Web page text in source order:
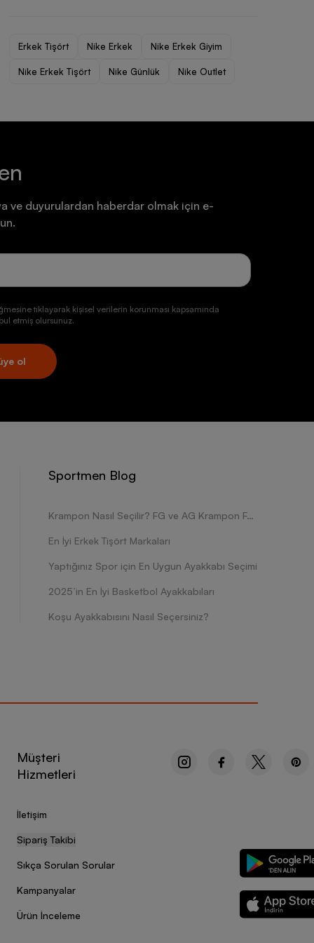
Erkek Tişört Nike Erkek Nike Erkek Giyim
Nike Erkek Tişört Nike Günlük Nike Outlet
ve duyurulardan haberdar olmak için e-
tıklayarak kişisel verilerin korunması kapsamında
etmiş olursunuz.
ol
Sportmen Blog
Krampon Nasıl Seçilir? FG ve AG Krampon Farkları Nelerdir?
En İyi Erkek Tişört Markaları
Yaptığınız Spor için En Uygun Ayakkabı Seçimi
2025’in En İyi Basketbol Ayakkabıları
Koşu Ayakkabısını Nasıl Seçersiniz?
Müşteri
Hizmetleri
İletişim
Sipariş Takibi
Sıkça Sorulan Sorular
Kampanyalar
Ürün İnceleme